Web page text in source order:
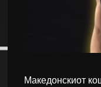
Македонскиот